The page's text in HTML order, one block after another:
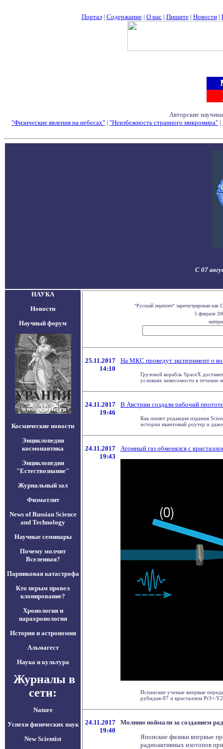
Портал| Содержание| О нас| Пишите| Новости|
Авторские
"Физические явления на небесах" | "Неизбежность странного микромира" |
С 07
НАУКА
Новости
Научный форум
Космические новости
Энциклопедия
космонавтика
Энциклопедия
"Естествознание"
Журнальный зал
Физматлит
News of Russian Science
and Technology
Научные семинары
Почему молчит
Вселенная?
Парниковая катастрофа
Кто перым провел
клонирование?
Хронология и
парахронология
История и астрономия
Альмагест
Наука и культура
Журналы в
сети:
Nature
Успехи физических наук
New Scientist
"Русский переплет" зарегистрирован
5 февраля
25.11.2017
14:10
На МКС проведут эксперимент о
Грузовой корабль SpaceX
условиях невесомости в
24.11.2017
19:46
В Австрии создали рабочий
Как пишет редакция издания
истории квантовый роутер и
24.11.2017
19:43
Атомный газ обменялся с
Испанские ученые впервые
рубидия-87 и кристаллом
24.11.2017
19:40
Молнию поймали за созданием
Японские физики впервые
радиоактивных изотопов